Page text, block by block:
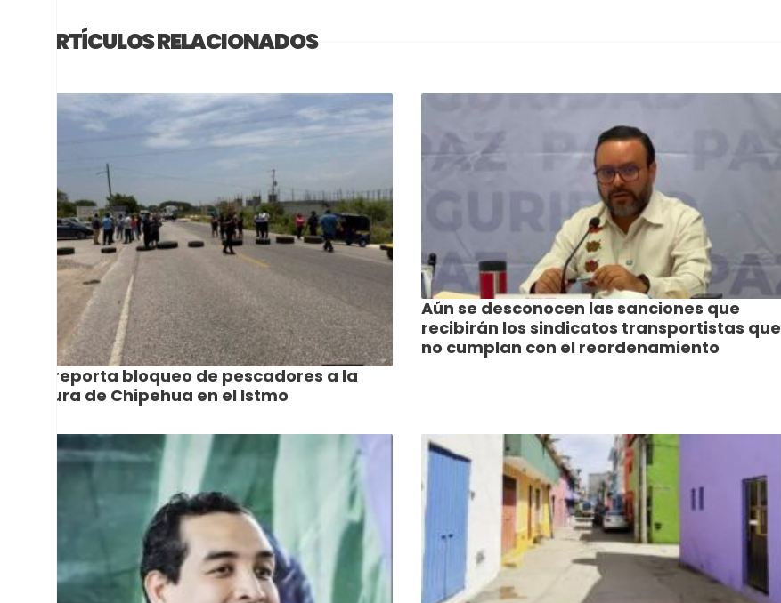
ARTÍCULOS RELACIONADOS
Se reporta bloqueo de pescadores a la
altura de Chipehua en el Istmo
Aún se desconocen las sanciones que
recibirán los sindicatos transportistas que
no cumplan con el reordenamiento